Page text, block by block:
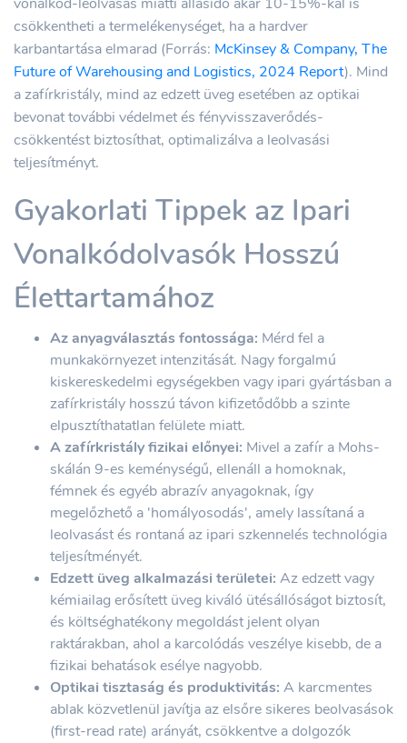
csökkentheti a termelékenységet, ha a hardver
karbantartása elmarad (Forrás: McKinsey & Company, The
Future of Warehousing and Logistics, 2024 Report). Mind
a zafírkristály, mind az edzett üveg esetében az optikai
bevonat további védelmet és fényvisszaverődés-
csökkentést biztosíthat, optimalizálva a leolvasási
teljesítményt.
Gyakorlati Tippek az Ipari
Vonalkódolvasók Hosszú
Élettartamához
Az anyagválasztás fontossága: Mérd fel a
munkakörnyezet intenzitását. Nagy forgalmú
kiskereskedelmi egységekben vagy ipari gyártásban a
zafírkristály hosszú távon kifizetődőbb a szinte
elpusztíthatatlan felülete miatt.
A zafírkristály fizikai előnyei: Mivel a zafír a Mohs-
skálán 9-es keménységű, ellenáll a homoknak,
fémnek és egyéb abrazív anyagoknak, így
megelőzhető a 'homályosodás', amely lassítaná a
leolvasást és rontaná az ipari szkennelés technológia
teljesítményét.
Edzett üveg alkalmazási területei: Az edzett vagy
kémiailag erősített üveg kiváló ütésállóságot biztosít,
és költséghatékony megoldást jelent olyan
raktárakban, ahol a karcolódás veszélye kisebb, de a
fizikai behatások esélye nagyobb.
Optikai tisztaság és produktivitás: A karcmentes
ablak közvetlenül javítja az elsőre sikeres beolvasások
(first-read rate) arányát, csökkentve a dolgozók